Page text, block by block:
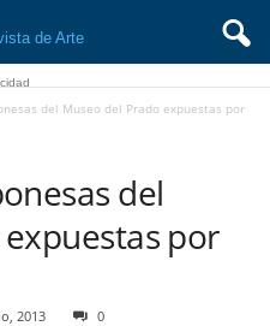
del Museo del Prado expuestas por
del
por
2013 0